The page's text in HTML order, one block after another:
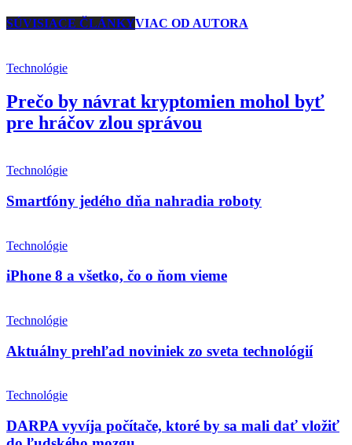
SÚVISIACE ČLÁNKYVIAC OD AUTORA
Technológie
Prečo by návrat kryptomien mohol byť
pre hráčov zlou správou
Technológie
Smartfóny jedého dňa nahradia roboty
Technológie
iPhone 8 a všetko, čo o ňom vieme
Technológie
Aktuálny prehľad noviniek zo sveta technológií
Technológie
DARPA vyvíja počítače, ktoré by sa mali dať vložiť